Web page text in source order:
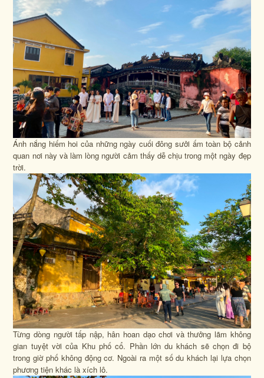
Ánh nắng hiếm hoi của những ngày cuối đông sưởi ấm toàn bộ cảnh
quan nơi này và làm lòng người cảm thấy dễ chịu trong một ngày đẹp
trời.
Từng dòng người tấp nập, hân hoan dạo chơi và thưởng lãm không
gian tuyệt vời của Khu phố cổ. Phần lớn du khách sẽ chọn đi bộ
trong giờ phố không động cơ. Ngoài ra một số du khách lại lựa chọn
phương tiện khác là xích lô.